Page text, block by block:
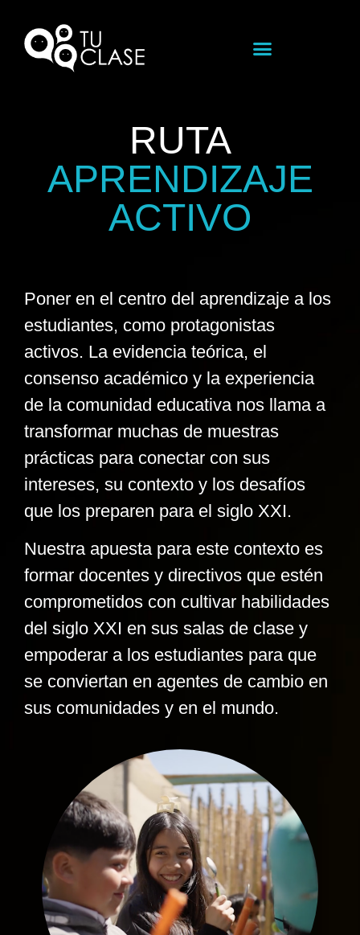
RUTA
APRENDIZAJE
ACTIVO
Poner en el centro del aprendizaje a los
estudiantes, como protagonistas
activos. La evidencia teórica, el
consenso académico y la experiencia
de la comunidad educativa nos llama a
transformar muchas de muestras
prácticas para conectar con sus
intereses, su contexto y los desafíos
que los preparen para el siglo XXI.
Nuestra apuesta para este contexto es
formar docentes y directivos que estén
comprometidos con cultivar habilidades
del siglo XXI en sus salas de clase y
empoderar a los estudiantes para que
se conviertan en agentes de cambio en
sus comunidades y en el mundo.